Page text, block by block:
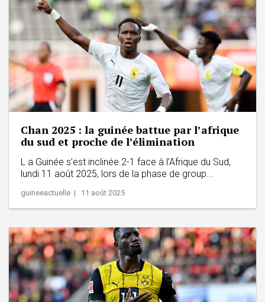
Chan 2025 : la guinée battue par l’afrique
du sud et proche de l’élimination
L a Guinée s’est inclinée 2-1 face à l’Afrique du Sud,
lundi 11 août 2025, lors de la phase de group...
guineeactuelle | 11 août 2025